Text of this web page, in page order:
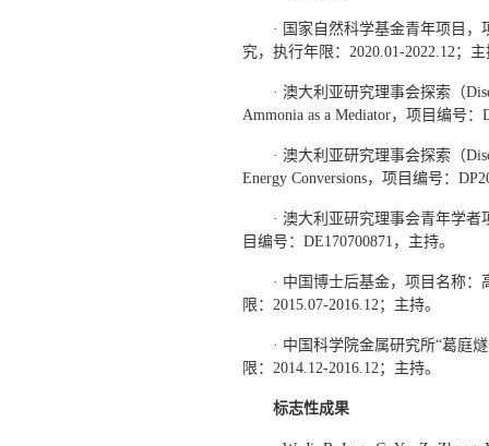
· 国家自然科学基金青年项目
究，执行年限：2020.01-2022.12；
· 澳大利亚研究理事会探索（
Ammonia as a Mediator，项目编号：
· 澳大利亚研究理事会探索（
Energy Conversions，项目编号：
· 澳大利亚研究理事会青年学者
目编号：DE170700871，主持。
· 中国博士后基金，项目名称
限：2015.07-2016.12；主持。
· 中国科学院金属研究所“葛庭
限：2014.12-2016.12；主持。
标志性成果